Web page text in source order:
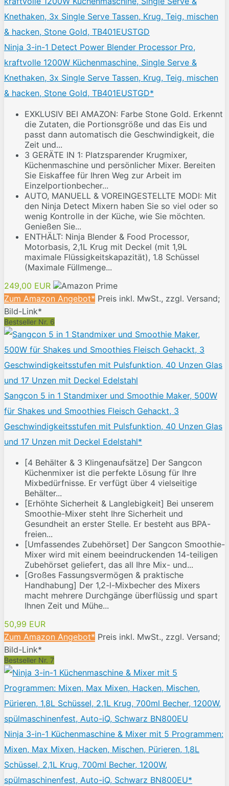
Ninja 3-in-1 Detect Power Blender Processor Pro,
kraftvolle 1200W Küchenmaschine, Single Serve &
Knethaken, 3x Single Serve Tassen, Krug, Teig, mischen
& hacken, Stone Gold, TB401EUSTGD*
EXKLUSIV BEI AMAZON: Farbe Stone Gold. Erkennt
die Zutaten, die Portionsgröße und das Eis und
passt dann automatisch die Geschwindigkeit, die
Zeit und...
3 GERÄTE IN 1: Platzsparender Krugmixer,
Küchenmaschine und persönlicher Mixer. Bereiten
Sie Eiskaffee für Ihren Weg zur Arbeit im
Einzelportionbecher...
AUTO, MANUELL & VOREINGESTELLTE MODI: Mit
den Ninja Detect Mixern haben Sie so viel oder so
wenig Kontrolle in der Küche, wie Sie möchten.
Genießen Sie...
ENTHÄLT: Ninja Blender & Food Processor,
Motorbasis, 2,1L Krug mit Deckel (mit 1,9L
maximale Flüssigkeitskapazität), 1.8 Schüssel
(Maximale Füllmenge...
249,00 EUR
Zum Amazon Angebot* Preis inkl. MwSt., zzgl. Versand;
Bild-Link*
Bestseller Nr. 6
Sangcon 5 in 1 Standmixer und Smoothie Maker, 500W
für Shakes und Smoothies Fleisch Gehackt, 3
Geschwindigkeitsstufen mit Pulsfunktion, 40 Unzen Glas
und 17 Unzen mit Deckel Edelstahl*
[4 Behälter & 3 Klingenaufsätze] Der Sangcon
Küchenmixer ist die perfekte Lösung für Ihre
Mixbedürfnisse. Er verfügt über 4 vielseitige
Behälter...
[Erhöhte Sicherheit & Langlebigkeit] Bei unserem
Smoothie-Mixer steht Ihre Sicherheit und
Gesundheit an erster Stelle. Er besteht aus BPA-
freien...
[Umfassendes Zubehörset] Der Sangcon Smoothie-
Mixer wird mit einem beeindruckenden 14-teiligen
Zubehörset geliefert, das all Ihre Mix- und...
[Großes Fassungsvermögen & praktische
Handhabung] Der 1,2-l-Mixbecher des Mixers
macht mehrere Durchgänge überflüssig und spart
Ihnen Zeit und Mühe...
50,99 EUR
Zum Amazon Angebot* Preis inkl. MwSt., zzgl. Versand;
Bild-Link*
Bestseller Nr. 7
Ninja 3-in-1 Küchenmaschine & Mixer mit 5 Programmen:
Mixen, Max Mixen, Hacken, Mischen, Pürieren, 1,8L
Schüssel, 2,1L Krug, 700ml Becher, 1200W,
spülmaschinenfest, Auto-iQ, Schwarz BN800EU*